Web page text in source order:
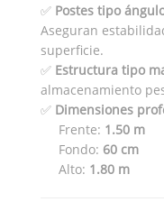
✅ Postes tipo
Aseguran
superficie.
✅ Estructura tipo
almacenamiento
✅ Dimensiones
Frente: 1.50 m
Fondo: 60 cm
Alto: 1.80 m